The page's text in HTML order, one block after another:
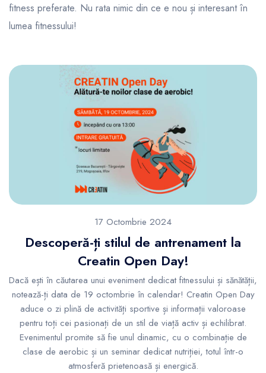
fitness preferate. Nu rata nimic din ce e nou și interesant în
lumea fitnessului!
17 Octombrie 2024
Descoperă-ți stilul de antrenament la
Creatin Open Day!
Dacă ești în căutarea unui eveniment dedicat fitnessului și sănătății,
notează-ți data de 19 octombrie în calendar! Creatin Open Day
aduce o zi plină de activități sportive și informații valoroase
pentru toți cei pasionați de un stil de viață activ și echilibrat.
Evenimentul promite să fie unul dinamic, cu o combinație de
clase de aerobic și un seminar dedicat nutriției, totul într-o
atmosferă prietenoasă și energică.